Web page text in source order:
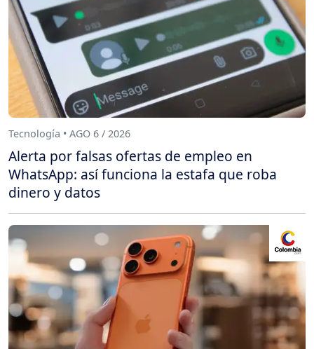
Tecnología • AGO 6 / 2026
Alerta por falsas ofertas de empleo en
WhatsApp: así funciona la estafa que roba
dinero y datos